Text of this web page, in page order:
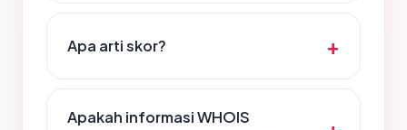
Apa arti skor?
Apakah informasi WHOIS